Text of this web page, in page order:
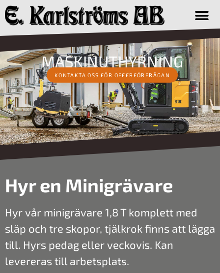
MASKINUTHYRNING
KONTAKTA OSS FÖR OFFERFÖRFRÅGAN
Hyr en Minigrävare
Hyr vår minigrävare 1,8 T komplett med
släp och tre skopor, tjälkrok finns att lägga
till. Hyrs pedag eller veckovis. Kan
levereras till arbetsplats.